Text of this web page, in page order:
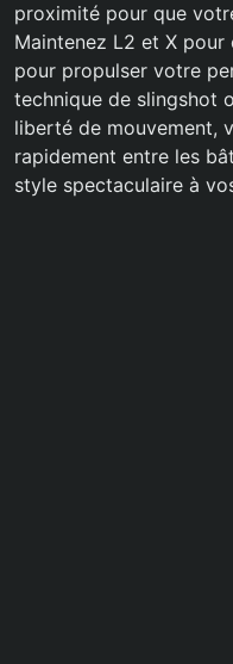
proximité pour que
Maintenez L2 et X
pour propulser votre
technique de slingshot
liberté de mouvement,
rapidement entre les
style spectaculaire à